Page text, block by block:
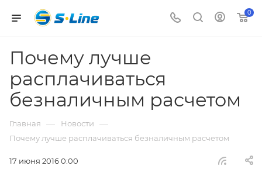
0
Почему лучше
расплачиваться
безналичным расчетом
Главная — Новости —
Почему лучше расплачиваться безналичным расчетом
17 июня 2016 0:00